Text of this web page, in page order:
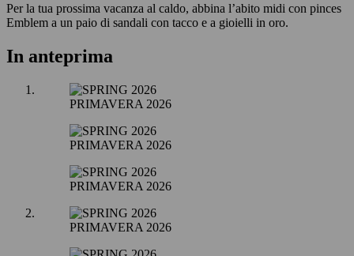
Per la tua prossima vacanza al caldo, abbina l’abito midi con pinces
Emblem a un paio di sandali con tacco e a gioielli in oro.
In anteprima
PRIMAVERA 2026
PRIMAVERA 2026
PRIMAVERA 2026
PRIMAVERA 2026